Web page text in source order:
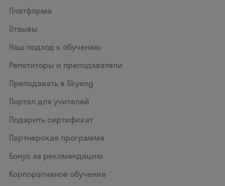
Платформа
Отзывы
Наш подход к обучению
Репетиторы и преподаватели
Преподавать в Skyeng
Портал для учителей
Подарить сертификат
Партнерская программа
Бонус за рекомендацию
Корпоративное обучение